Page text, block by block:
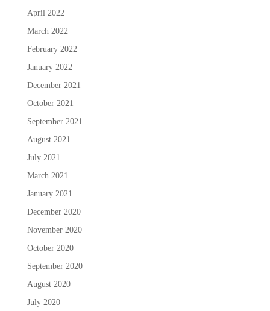
April 2022
March 2022
February 2022
January 2022
December 2021
October 2021
September 2021
August 2021
July 2021
March 2021
January 2021
December 2020
November 2020
October 2020
September 2020
August 2020
July 2020